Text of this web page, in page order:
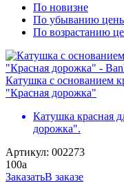
По новизне
По убыванию
По возрастанию
Катушка с основанием
"Красная дорожка"
Катушка красная
дорожка".
Артикул: 002273
100a
ЗаказатьВ заказе